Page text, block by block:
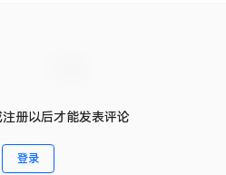
册以后才能发表评论
登录